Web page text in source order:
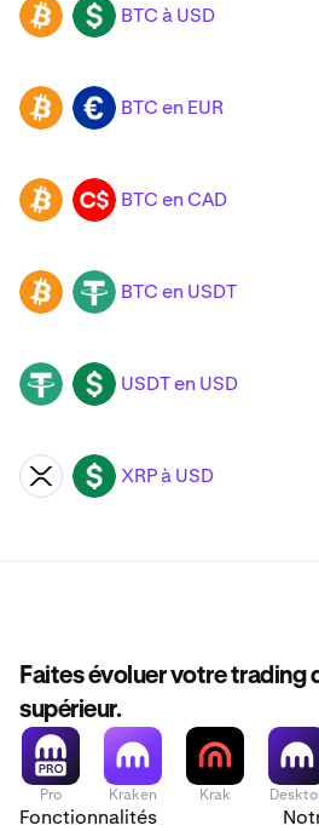
BTC USD BTC à USD
BTC EUR BTC en EUR
BTC CAD BTC en CAD
BTC USDT BTC en USDT
USDT USD USDT en USD
XRP USD XRP à USD
Faites évoluer votre trading
supérieur.
Pro Kraken Krak
Fonctionnalités